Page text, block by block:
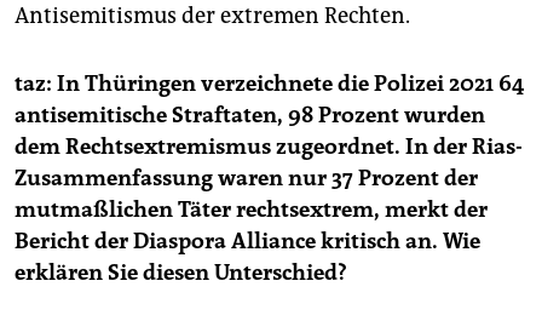
Antisemitismus der extremen Rechten.
taz: In Thüringen verzeichnete die Polizei 2021 64
antisemitische Straftaten, 98 Prozent wurden
dem Rechtsextremismus zugeordnet. In der Rias-
Zusammenfassung waren nur 37 Prozent der
mutmaßlichen Täter rechtsextrem, merkt der
Bericht der Diaspora Alliance kritisch an. Wie
erklären Sie diesen Unterschied?